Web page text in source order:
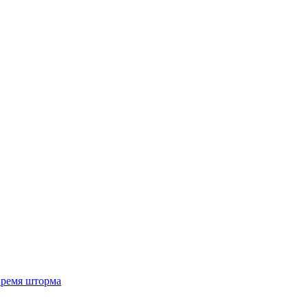
шторма